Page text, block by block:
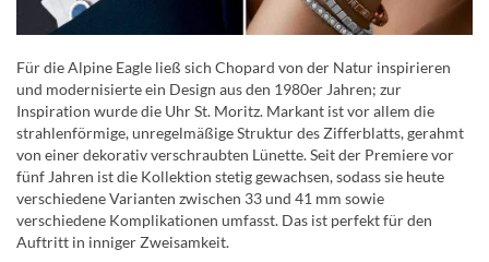
Für die Alpine Eagle ließ sich Chopard von der Natur inspirieren
und modernisierte ein Design aus den 1980er Jahren; zur
Inspiration wurde die Uhr St. Moritz. Markant ist vor allem die
strahlenförmige, unregelmäßige Struktur des Zifferblatts, gerahmt
von einer dekorativ verschraubten Lünette. Seit der Premiere vor
fünf Jahren ist die Kollektion stetig gewachsen, sodass sie heute
verschiedene Varianten zwischen 33 und 41 mm sowie
verschiedene Komplikationen umfasst. Das ist perfekt für den
Auftritt in inniger Zweisamkeit.